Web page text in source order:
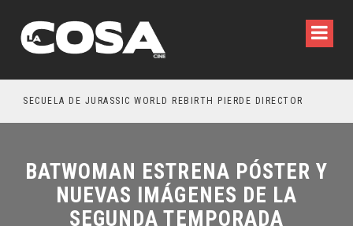
SECUELA DE JURASSIC WORLD REBIRTH PIERDE DIRECTOR
BATWOMAN ESTRENA PÓSTER Y
NUEVAS IMÁGENES DE LA
SEGUNDA TEMPORADA